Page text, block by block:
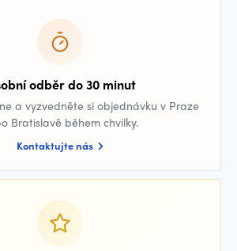
odběr do 30 minut
a vyzvedněte si objednávku v Praze
Bratislavě během chvilky.
Kontaktujte nás